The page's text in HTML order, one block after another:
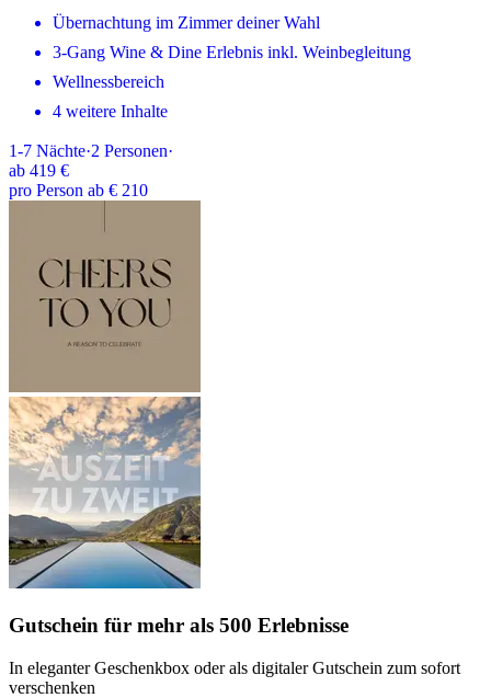
Übernachtung im Zimmer deiner Wahl
3-Gang Wine & Dine Erlebnis inkl. Weinbegleitung
Wellnessbereich
4 weitere Inhalte
1-7 Nächte·2 Personen·
ab 419 €
pro Person ab € 210
Gutschein für mehr als 500 Erlebnisse
In eleganter Geschenkbox oder als digitaler Gutschein zum sofort
verschenken